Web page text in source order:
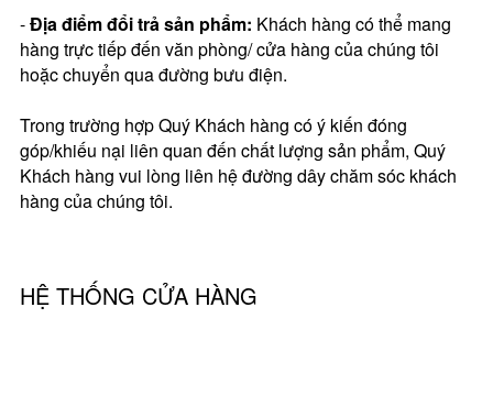
-Địa điểm đổi trả sản phẩm: Khách hàng có thể mang
hàng trực tiếp đến văn phòng/ cửa hàng của chúng tôi
hoặc chuyển qua đường bưu điện.
Trong trường hợp Quý Khách hàng có ý kiến đóng
góp/khiếu nại liên quan đến chất lượng sản phẩm, Quý
Khách hàng vui lòng liên hệ đường dây chăm sóc khách
hàng của chúng tôi.
HỆ THỐNG CỬA HÀNG